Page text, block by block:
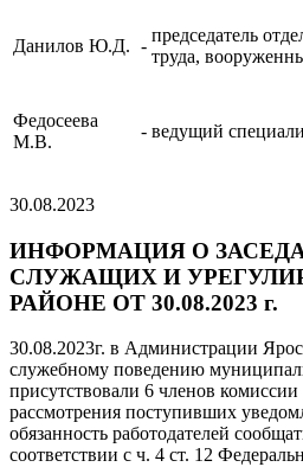
Данилов Ю.Д. -
председатель
труда,
Федосеева
М.В.
- ведущий
30.08.2023
ИНФОРМАЦИЯ О
СЛУЖАЩИХ И
РАЙОНЕ ОТ 30.08.2023 г.
30.08.2023г. в Администрации
служебному поведению
присутствовали 6 членов
рассмотрения поступивших
обязанность работодателей
соответствии с ч. 4 ст. 12